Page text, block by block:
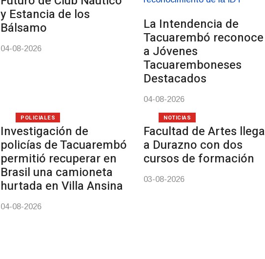
y Estancia de los
Bálsamo
04-08-2026
La Intendencia de
Tacuarembó reconoce
a Jóvenes
Tacuaremboneses
Destacados
04-08-2026
Investigación de
policías de Tacuarembó
permitió recuperar en
Brasil una camioneta
hurtada en Villa Ansina
04-08-2026
POLICIALES
Facultad de Artes llega
a Durazno con dos
cursos de formación
03-08-2026
NOTICIAS